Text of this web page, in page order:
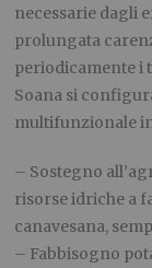
necessarie dagli
prolungata
periodicamente i
Soana si
multifunzionale
– Sostegno
risorse idriche a
canavesana,
– Fabbisogno